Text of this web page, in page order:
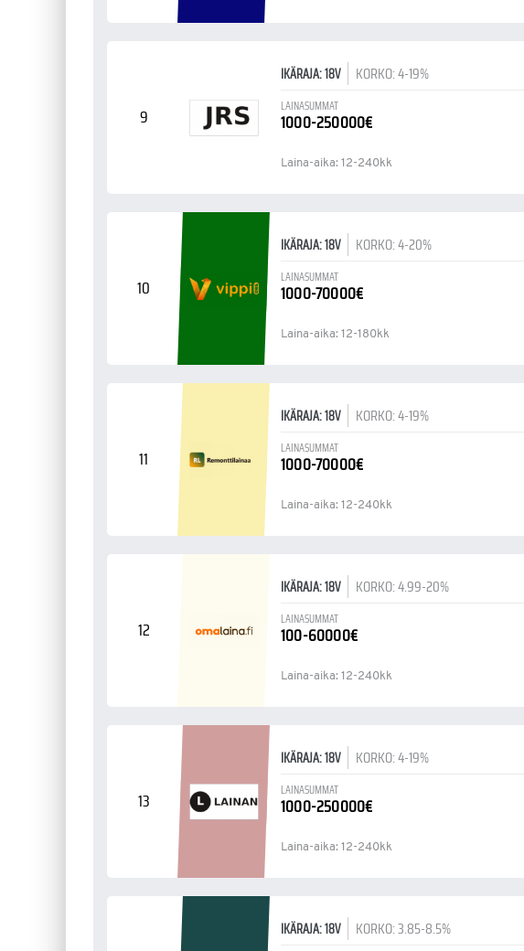
9
IKÄRAJA: 18V KORKO: 4-19%
LAINASUMMAT
1000-250000€
Laina-aika: 12-240kk
10
IKÄRAJA: 18V KORKO: 4-20%
LAINASUMMAT
1000-70000€
Laina-aika: 12-180kk
11
IKÄRAJA: 18V KORKO: 4-19%
LAINASUMMAT
1000-70000€
Laina-aika: 12-240kk
12
IKÄRAJA: 18V KORKO: 4.99-20%
LAINASUMMAT
100-60000€
Laina-aika: 12-240kk
13
IKÄRAJA: 18V KORKO: 4-19%
LAINASUMMAT
1000-250000€
Laina-aika: 12-240kk
IKÄRAJA: 18V KORKO: 3.85-8.5%